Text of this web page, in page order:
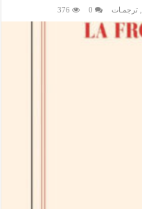
,ترجمـات 0
376